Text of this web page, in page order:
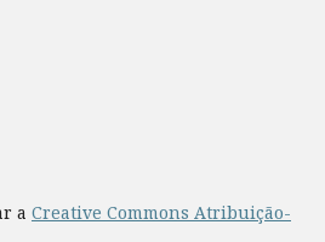
a Creative Commons Atribuição-